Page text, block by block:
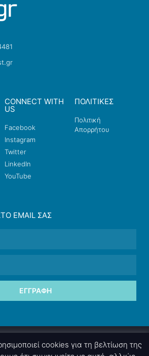
CONNECT WITH
US
Facebook
Instagram
Twitter
LinkedIn
YouTube
ΠΟΛΙΤΙΚΕΣ
Πολιτική
Απορρήτου
EMAIL ΣΑΣ
ΕΓΓΡΑΦΉ
cookies για τη βελτίωση της